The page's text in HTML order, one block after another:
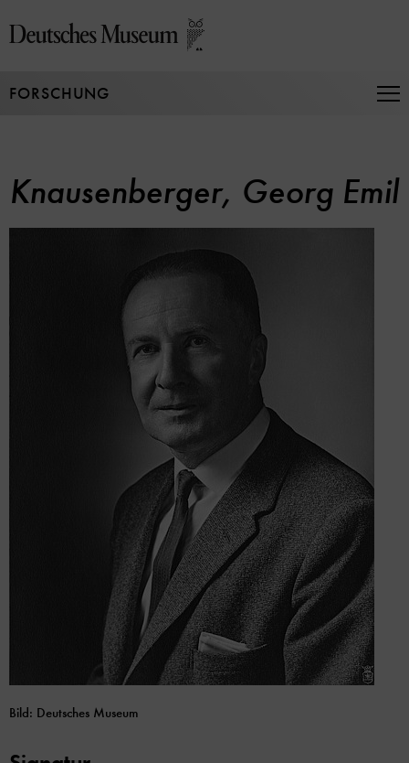
zum
FORSCHUNG
Knausenberger, Georg Emil
Bild: Deutsches Museum